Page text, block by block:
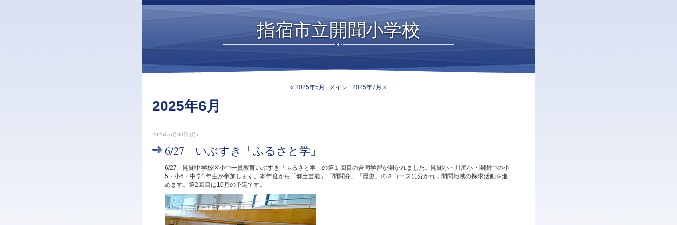
指宿市立開聞小学校
« 2025年5月 メイン 2025年7月 »
2025年6月
2025年6月30日 (月)
6/27 いぶすき「ふるさと学」
6/27 開聞中学校区小中一貫教育いぶすき「ふるさと学」の第１回目の合同学習が開かれました。開聞小・川尻小・開聞中の小
5・小6・中学1年生が参加します。本年度から「郷土芸能」「開聞弁」「歴史」の３コースに分かれ，開聞地域の探求活動を進
めます。第2回目は10月の予定です。